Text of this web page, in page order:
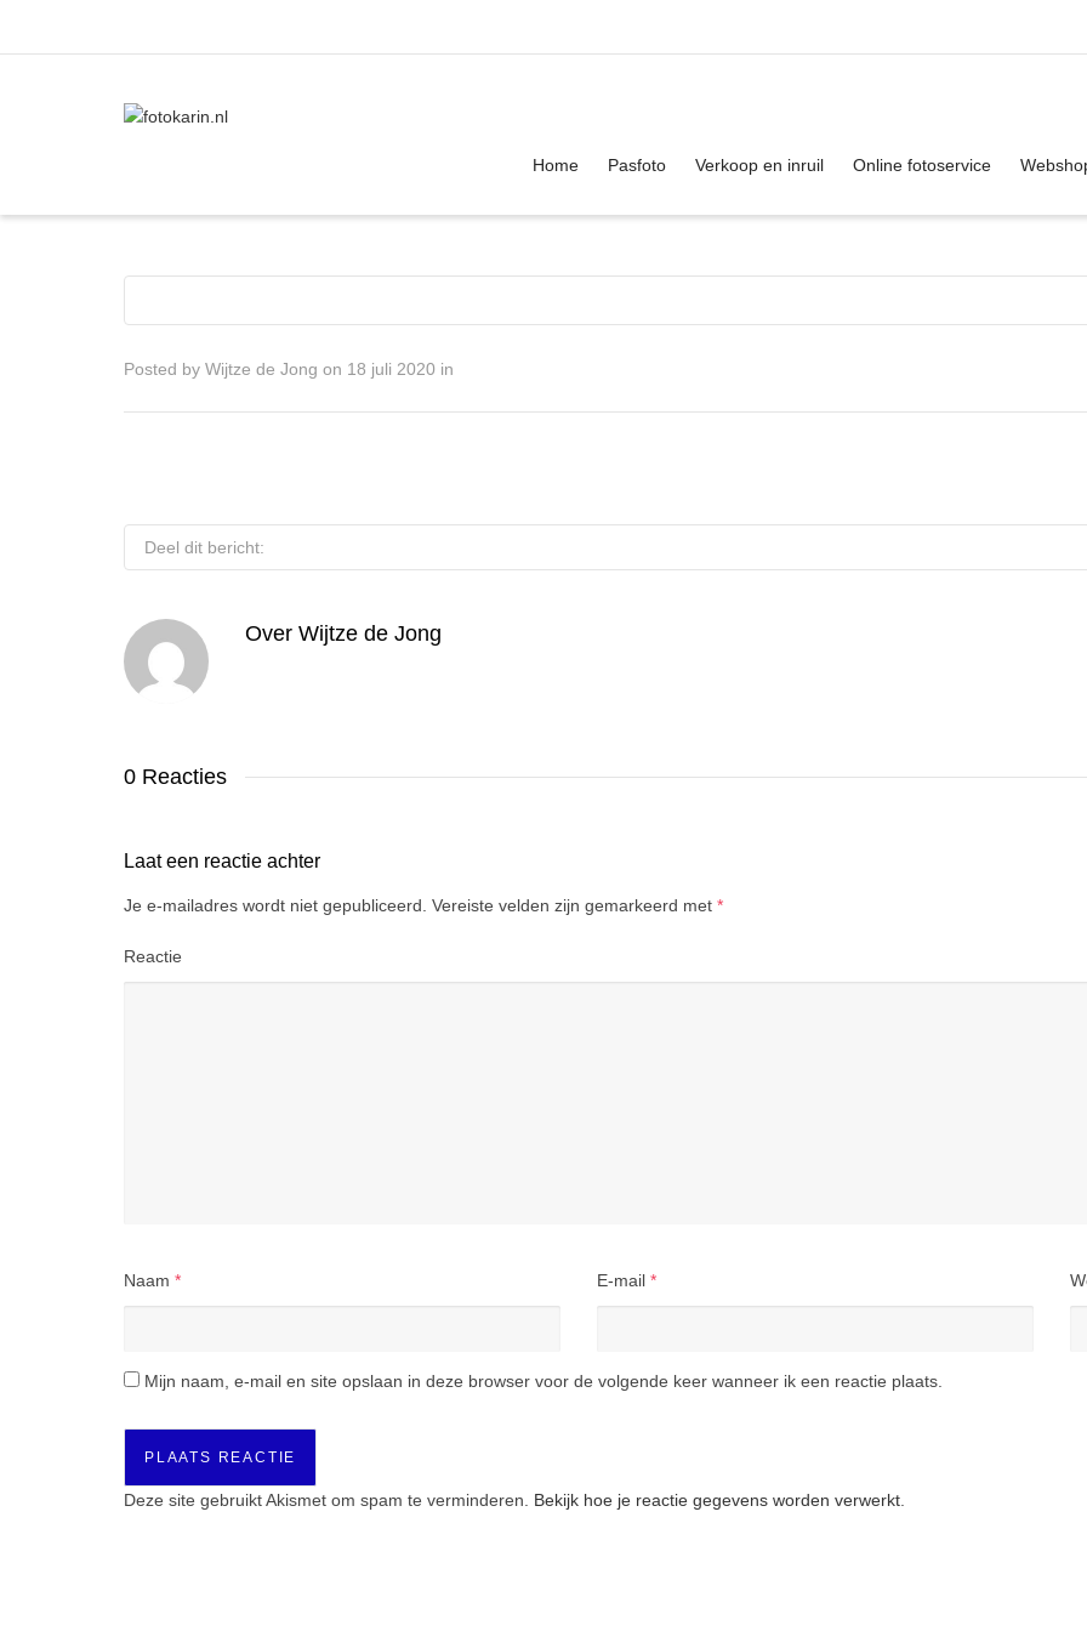
I'm looking for product in a size size . Show me the colour items.
Home Pasfoto Verkoop en inruil Online fotoservice
Posted by Wijtze de Jong on 18 juli 2020 in
Deel dit bericht:
Over Wijtze de Jong
0 Reacties
Laat een reactie achter
Je e-mailadres wordt niet gepubliceerd. Vereiste velden zijn gemarkeerd met *
Reactie
Naam * E-mail *
Mijn naam, e-mail en site opslaan in deze browser voor de volgende keer wanneer ik een reactie plaats.
Deze site gebruikt Akismet om spam te verminderen. Bekijk hoe je reactie gegevens worden verwerkt